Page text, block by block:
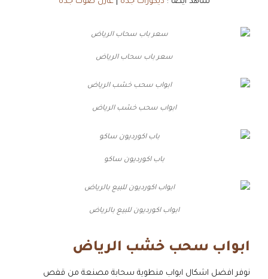
سعر باب سحاب الرياض
ابواب سحب خشب الرياض
باب اكورديون ساكو
ابواب اكورديون للبيع بالرياض
ابواب سحب خشب الرياض
نوفر افضل اشكال ابواب منطوية سحابة مصنعة من قفص